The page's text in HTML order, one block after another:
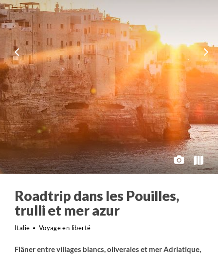
Roadtrip dans les Pouilles,
trulli et mer azur
Italie Voyage en liberté
Flâner entre villages blancs, oliveraies et mer Adriatique,